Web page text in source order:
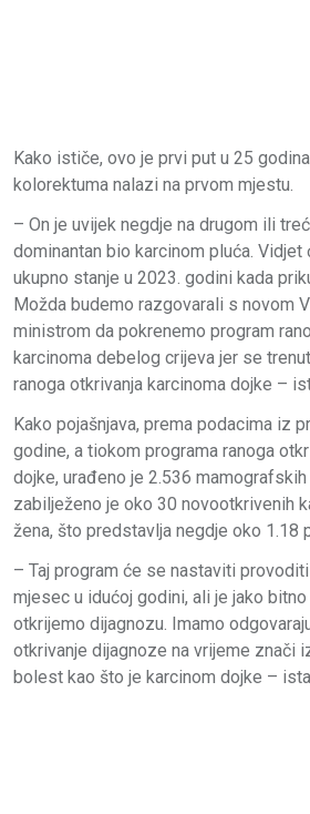
Kako ističe, ovo je prvi put u 25
kolorektuma nalazi na prvom mjestu.
– On je uvijek negdje na drugom ili
dominantan bio karcinom pluća.
ukupno stanje u 2023. godini kada
Možda budemo razgovarali s novom
ministrom da pokrenemo program
karcinoma debelog crijeva jer se
ranoga otkrivanja karcinoma dojke –
Kako pojašnjava, prema podacima iz
godine, a tiokom programa ranoga
dojke, urađeno je 2.536
zabilježeno je oko 30 novootkrivenih
žena, što predstavlja negdje oko 1.18
– Taj program će se nastaviti
mjesec u idućoj godini, ali je jako
otkrijemo dijagnozu. Imamo
otkrivanje dijagnoze na vrijeme znači
bolest kao što je karcinom dojke –